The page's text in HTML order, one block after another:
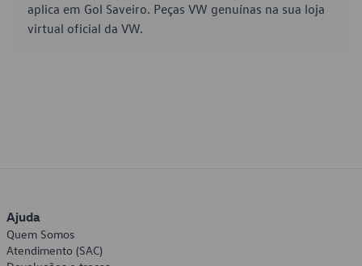
aplica em Gol Saveiro. Peças VW genuínas na sua loja
virtual oficial da VW.
Ajuda
Quem Somos
Atendimento (SAC)